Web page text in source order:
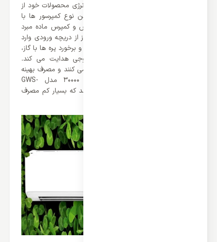
کمپانی گرین برای کاهش بیشتر مصرف انرژی محصولات خود از
کمپرسور روتاری کمک گرفته است. در این نوع کمپرسور ها با
گردش 360 درجه ای تیغه ها عمل مکش و کمپرس ماده مبرد
انجام می گیرد، بدین ترتیب که وقتی گاز از دریچه ورودی وارد
کمپرسور می شود، در اثر چرخش تیغه ها و برخورد پره ها با گاز،
آن را با فشار به سوی لوله های خروجی هدایت می کند.
کمپرسورهای روتاری صدای کمتری تولید می‌ کنند و مصرف بهینه‌
تری دارند. کولر گازی دیواری گرین 30000 مدل GWS-
H30P1T1/R1 دارای گرید انرژی B می باشد که بسیار کم مصرف